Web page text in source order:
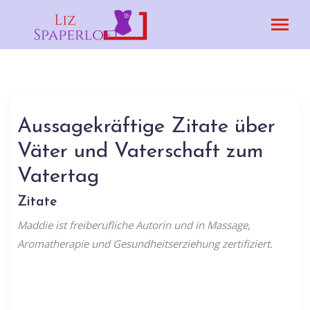
Aussagekräftige Zitate über
Väter und Vaterschaft zum
Vatertag
Zitate
Maddie ist freiberufliche Autorin und in Massage,
Aromatherapie und Gesundheitserziehung zertifiziert.